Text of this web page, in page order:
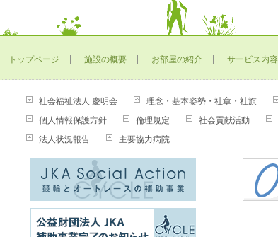
トップページ 施設の概要 お部屋の紹介 サービス内容
社会福祉法人 慶明会 理念・基本姿勢・社章・社旗
個人情報保護方針
倫理規定 社会貢献活動
法人状況報告
主要協力病院